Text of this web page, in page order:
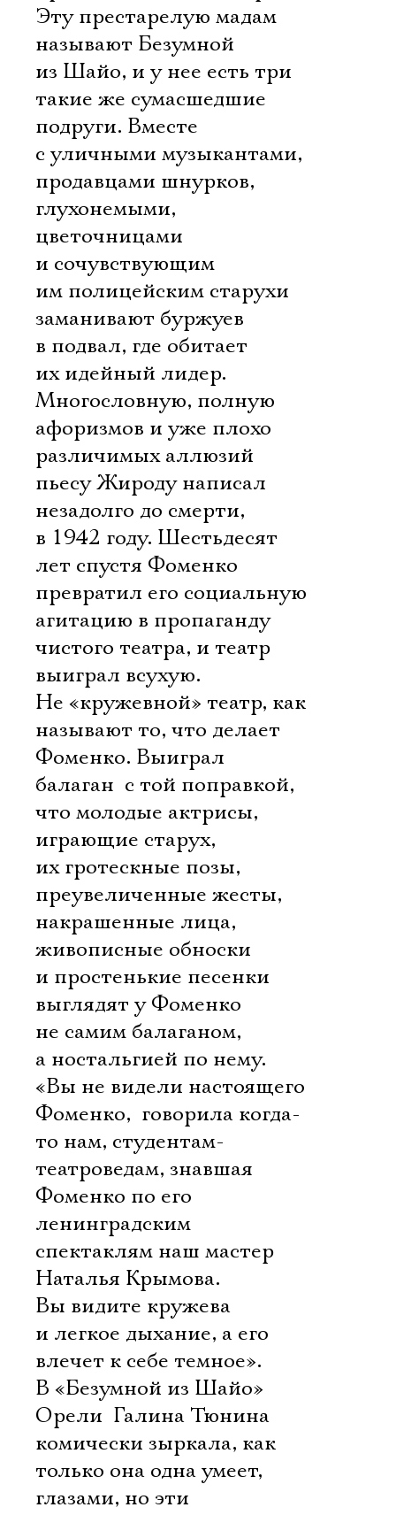
Эту престарелую мадам
называют Безумной
из Шайо, и у нее есть три
такие же сумасшедшие
подруги. Вместе
с уличными музыкантами,
продавцами шнурков,
глухонемыми,
цветочницами
и сочувствующим
им полицейским старухи
заманивают буржуев
в подвал, где обитает
их идейный лидер.
Многословную, полную
афоризмов и уже плохо
различимых аллюзий
пьесу Жироду написал
незадолго до смерти,
в 1942 году. Шестьдесят
лет спустя Фоменко
превратил его социальную
агитацию в пропаганду
чистого театра, и театр
выиграл всухую.
Не «кружевной» театр, как
называют то, что делает
Фоменко. Выиграл
балаган  с той поправкой,
что молодые актрисы,
играющие старух,
их гротескные позы,
преувеличенные жесты,
накрашенные лица,
живописные обноски
и простенькие песенки
выглядят у Фоменко
не самим балаганом,
а ностальгией по нему.
«Вы не видели настоящего
Фоменко,  говорила когда-
то нам, студентам-
театроведам, знавшая
Фоменко по его
ленинградским
спектаклям наш мастер
Наталья Крымова. 
Вы видите кружева
и легкое дыхание, а его
влечет к себе темное».
В «Безумной из Шайо»
Орели  Галина Тюнина
комически зыркала, как
только она одна умеет,
глазами, но эти
Имя
Ознакомиться